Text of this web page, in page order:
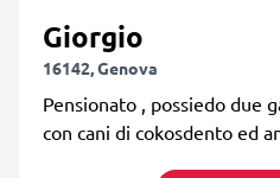
Giorgio
16142, Genova
Pensionato , possiedo due
con cani di cokosdento ed